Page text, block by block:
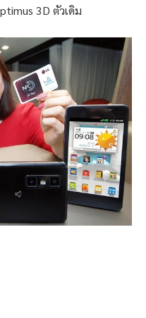
3D ตัวเดิม